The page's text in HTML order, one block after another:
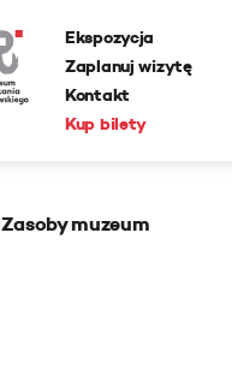
Ekspozycja
Zaplanuj wizytę
Kontakt
Kup bilety
Zasoby muzeum